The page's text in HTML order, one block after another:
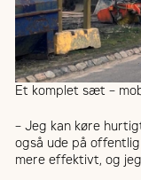
Et komplet sæt –
– Jeg kan køre
også ude på
mere effektivt, og